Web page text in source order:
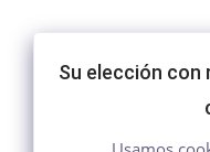
Su elección con